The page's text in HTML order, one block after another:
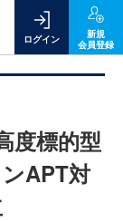
ログイン
新規
会員登録
度標的型
APT対